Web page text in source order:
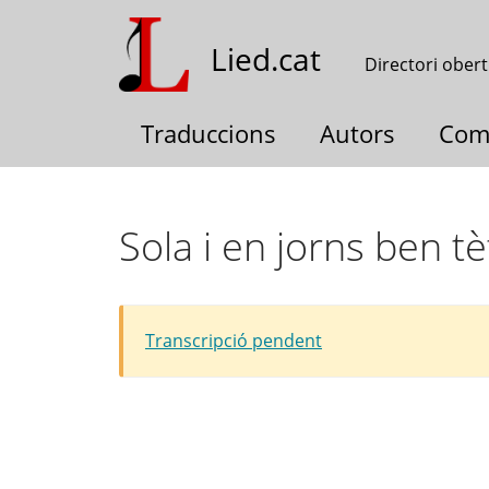
Lied.cat Directori
Traduccions Autors
Sola i en jorns ben
Transcripció pendent